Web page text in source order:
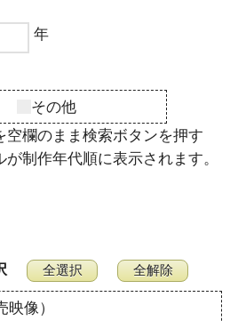
年
その他
空欄のまま検索ボタンを押す
制作年代順に表示されます。
像）